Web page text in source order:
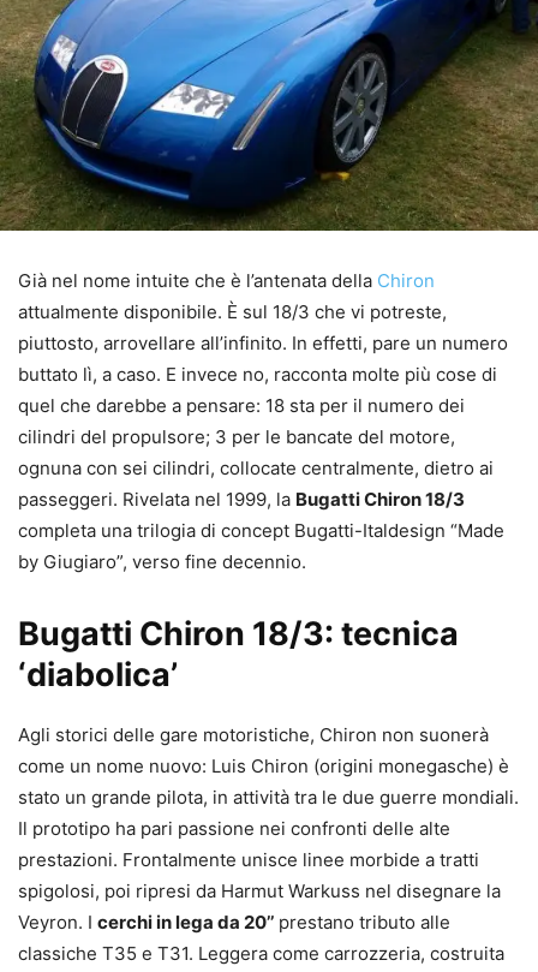
Già nel nome intuite che è l’antenata della Chiron
attualmente disponibile. È sul 18/3 che vi potreste,
piuttosto, arrovellare all’infinito. In effetti, pare un numero
buttato lì, a caso. E invece no, racconta molte più cose di
quel che darebbe a pensare: 18 sta per il numero dei
cilindri del propulsore; 3 per le bancate del motore,
ognuna con sei cilindri, collocate centralmente, dietro ai
passeggeri. Rivelata nel 1999, la Bugatti Chiron 18/3
completa una trilogia di concept Bugatti-Italdesign “Made
by Giugiaro”, verso fine decennio.
Bugatti Chiron 18/3: tecnica
‘diabolica’
Agli storici delle gare motoristiche, Chiron non suonerà
come un nome nuovo: Luis Chiron (origini monegasche) è
stato un grande pilota, in attività tra le due guerre mondiali.
Il prototipo ha pari passione nei confronti delle alte
prestazioni. Frontalmente unisce linee morbide a tratti
spigolosi, poi ripresi da Harmut Warkuss nel disegnare la
Veyron. I cerchi in lega da 20’’ prestano tributo alle
classiche T35 e T31. Leggera come carrozzeria, costruita